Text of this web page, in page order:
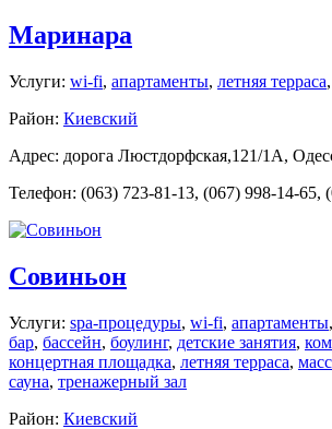
Маринара
Услуги: wi-fi, апартаменты, летняя терраса,
Район: Киевский
Адрес: дорога Люстдорфская,121/1А,
Телефон: (063) 723-81-13, (067) 998-14-65,
Совиньон
Услуги: spa-процедуры, wi-fi, апартаменты,
бар, бассейн, боулинг, детские занятия,
концертная площадка, летняя терраса,
сауна, тренажерный зал
Район: Киевский